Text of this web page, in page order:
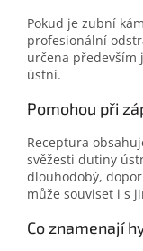
Pokud je zubní
profesionální
určena především
ústní.
Pomohou při
Receptura
svěžesti dutiny
dlouhodobý,
může souviset i s
Co znamenají